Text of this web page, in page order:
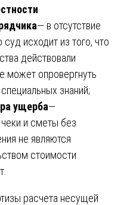
— в отсутствие
суд исходит из того, что
действовали
может опровергнуть
знаний;
ущерба—
и сметы без
не являются
стоимости
расчета несущей